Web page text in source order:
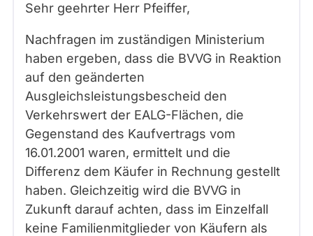
Sehr geehrter Herr Pfeiffer,
Nachfragen im zuständigen Ministerium
haben ergeben, dass die BVVG in Reaktion
auf den geänderten
Ausgleichsleistungsbescheid den
Verkehrswert der EALG-Flächen, die
Gegenstand des Kaufvertrags vom
16.01.2001 waren, ermittelt und die
Differenz dem Käufer in Rechnung gestellt
haben. Gleichzeitig wird die BVVG in
Zukunft darauf achten, dass im Einzelfall
keine Familienmitglieder von Käufern als